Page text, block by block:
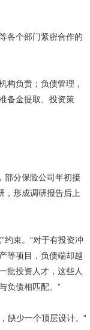
各个部门紧密合作的
负责；负债管理，
备金提取、投资策
分保险公司年初接
，形成调研报告后上
束。“对于有投资冲
等项目，负债端却越
批投资人才，这些人
负债相匹配。”
缺少一个顶层设计。”